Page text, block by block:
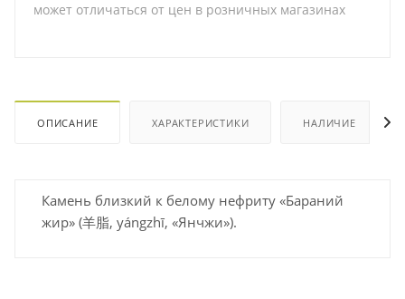
может отличаться от цен в розничных магазинах
ОПИСАНИЕ ХАРАКТЕРИСТИКИ НАЛИЧИЕ
Камень близкий к белому нефриту «Бараний
жир» (羊脂, yángzhī, «Янчжи»).